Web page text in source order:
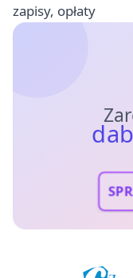
zapisy, opłaty